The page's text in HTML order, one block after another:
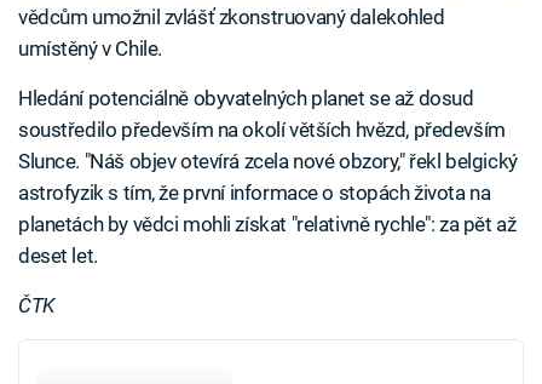
vědcům umožnil zvlášť zkonstruovaný dalekohled
umístěný v Chile.
Hledání potenciálně obyvatelných planet se až dosud
soustředilo především na okolí větších hvězd, především
Slunce. "Náš objev otevírá zcela nové obzory," řekl belgický
astrofyzik s tím, že první informace o stopách života na
planetách by vědci mohli získat "relativně rychle": za pět až
deset let.
ČTK